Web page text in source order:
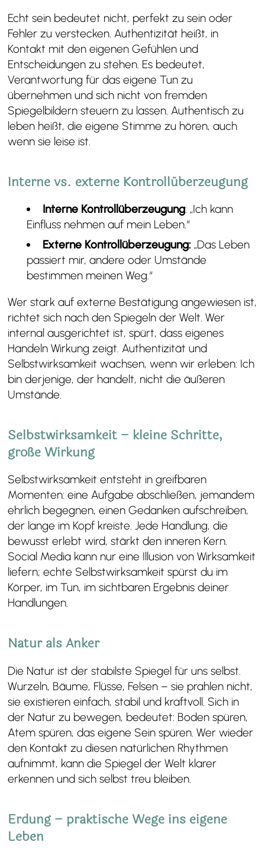
Echt sein bedeutet nicht, perfekt zu sein oder
Fehler zu verstecken. Authentizität heißt, in
Kontakt mit den eigenen Gefühlen und
Entscheidungen zu stehen. Es bedeutet,
Verantwortung für das eigene Tun zu
übernehmen und sich nicht von fremden
Spiegelbildern steuern zu lassen. Authentisch zu
leben heißt, die eigene Stimme zu hören, auch
wenn sie leise ist.
Interne vs. externe Kontrollüberzeugung
Interne Kontrollüberzeugung: „Ich kann
Einfluss nehmen auf mein Leben.“
Externe Kontrollüberzeugung:„Das Leben
passiert mir, andere oder Umstände
bestimmen meinen Weg.“
Wer stark auf externe Bestätigung angewiesen ist,
richtet sich nach den Spiegeln der Welt. Wer
internal ausgerichtet ist, spürt, dass eigenes
Handeln Wirkung zeigt. Authentizität und
Selbstwirksamkeit wachsen, wenn wir erleben: Ich
bin derjenige, der handelt, nicht die äußeren
Umstände.
Selbstwirksamkeit – kleine Schritte,
große Wirkung
Selbstwirksamkeit entsteht in greifbaren
Momenten: eine Aufgabe abschließen, jemandem
ehrlich begegnen, einen Gedanken aufschreiben,
der lange im Kopf kreiste. Jede Handlung, die
bewusst erlebt wird, stärkt den inneren Kern.
Social Media kann nur eine Illusion von Wirksamkeit
liefern; echte Selbstwirksamkeit spürst du im
Körper, im Tun, im sichtbaren Ergebnis deiner
Handlungen.
Natur als Anker
Die Natur ist der stabilste Spiegel für uns selbst.
Wurzeln, Bäume, Flüsse, Felsen – sie prahlen nicht,
sie existieren einfach, stabil und kraftvoll. Sich in
der Natur zu bewegen, bedeutet: Boden spüren,
Atem spüren, das eigene Sein spüren. Wer wieder
den Kontakt zu diesen natürlichen Rhythmen
aufnimmt, kann die Spiegel der Welt klarer
erkennen und sich selbst treu bleiben.
Erdung – praktische Wege ins eigene
Leben